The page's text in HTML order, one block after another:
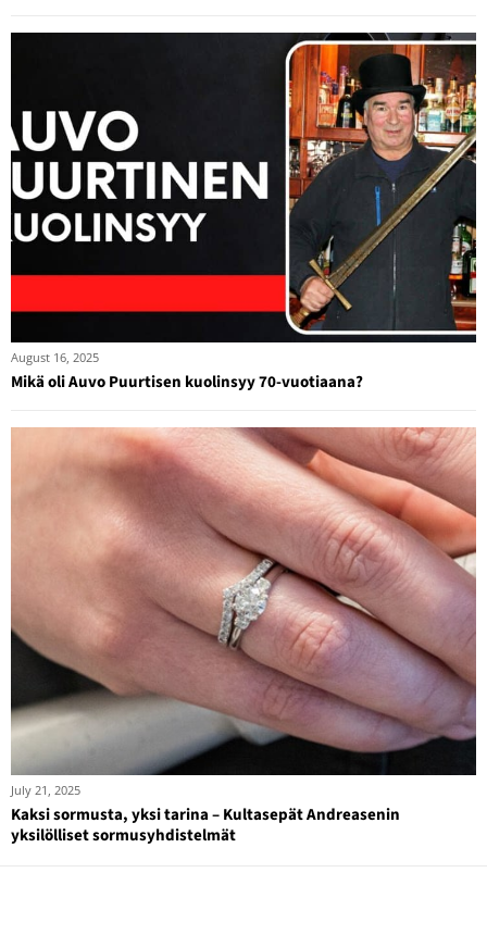
August 16, 2025
Mikä oli Auvo Puurtisen kuolinsyy 70-vuotiaana?
July 21, 2025
Kaksi sormusta, yksi tarina – Kultasepät Andreasenin
yksilölliset sormusyhdistelmät